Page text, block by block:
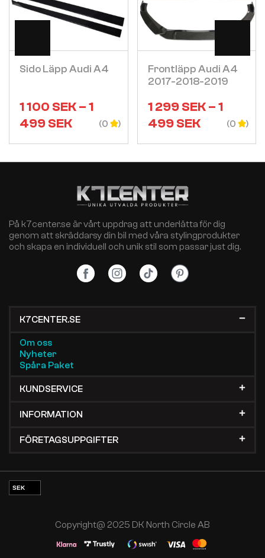
Sido Läpp Audi A4
1 100 SEK–1
499SEK (0
Visa
Frontläpp Audi A4
2017-2018-2019
1 299SEK –1
499SEK (0
Visa
På k7center.se är vårt uppdrag att underlätta för dig
genom att skräddarsy din bil med våra stylingprodukter
och skapa en individuell och unik stil som passar just dig.
K7CENTER.SE
Om oss
Nyheter
Spåra Paket
KUNDSERVICE
INFORMATION
FÖRETAGSUPPGIFTER
SEK
Copyright@ 2025 DK North Circle AB